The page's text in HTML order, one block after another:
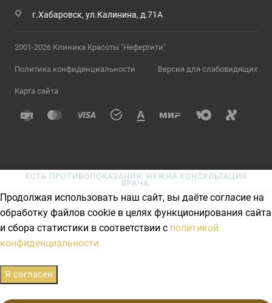
г.Хабаровск, ул.Калинина, д.71А
2001-2026 Клиника Красоты "Нефертити"
Политика конфиденциальности Версия для слабовидящих
Карта сайта
ЕСТЬ ПРОТИВОПОКАЗАНИЯ. НУЖНА КОНСУЛЬТАЦИЯ
ВРАЧА.
Продолжая использовать наш сайт, вы даёте согласие на
обработку файлов cookie в целях функционирования сайта
и сбора статистики в соответствии с политикой
конфиденциальности
Я согласен